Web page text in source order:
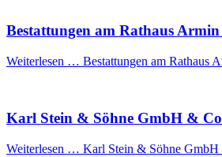
Bestattungen am Rathaus Armin
Weiterlesen … Bestattungen am Rathaus
Karl Stein & Söhne GmbH &
Weiterlesen … Karl Stein & Söhne